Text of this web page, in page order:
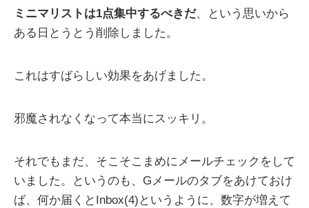
ミニマリストは1点集中するべきだ、という思いから
ある日とうとう削除しました。
これはすばらしい効果をあげました。
邪魔されなくなって本当にスッキリ。
それでもまだ、そこそこまめにメールチェックをして
いました。というのも、Gメールのタブをあけておけ
ば、何か届くとInbox(4)というように、数字が増えて